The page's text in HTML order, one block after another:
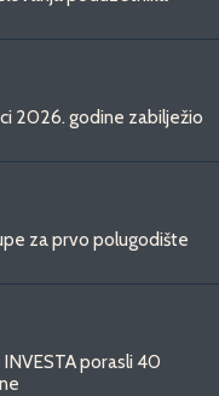
2026. godine zabilježio
za prvo polugodište
porasli 40